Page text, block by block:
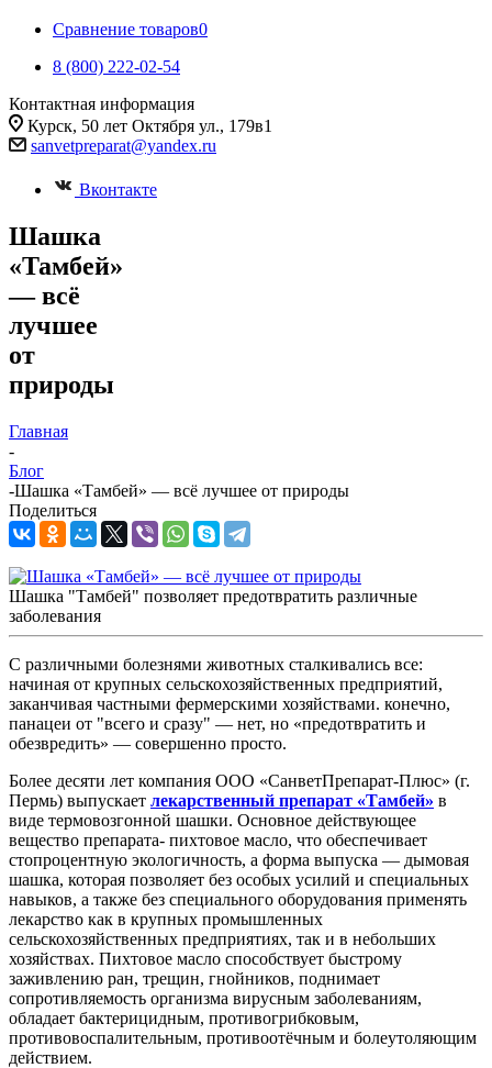
Сравнение товаров0
8 (800) 222-02-54
Контактная информация
Курск, 50 лет Октября ул., 179в1
sanvetpreparat@yandex.ru
Вконтакте
Шашка
«Тамбей»
— всё
лучшее
от
природы
Главная
-
Блог
-Шашка «Тамбей» — всё лучшее от природы
Поделиться
Шашка "Тамбей" позволяет предотвратить различные
заболевания
С различными болезнями животных сталкивались все:
начиная от крупных сельскохозяйственных предприятий,
заканчивая частными фермерскими хозяйствами. конечно,
панацеи от "всего и сразу" — нет, но «предотвратить и
обезвредить» — совершенно просто.
Более десяти лет компания ООО «СанветПрепарат-Плюс» (г.
Пермь) выпускает лекарственный препарат «Тамбей» в
виде термовозгонной шашки. Основное действующее
вещество препарата- пихтовое масло, что обеспечивает
стопроцентную экологичность, а форма выпуска — дымовая
шашка, которая позволяет без особых усилий и специальных
навыков, а также без специального оборудования применять
лекарство как в крупных промышленных
сельскохозяйственных предприятиях, так и в небольших
хозяйствах. Пихтовое масло способствует быстрому
заживлению ран, трещин, гнойников, поднимает
сопротивляемость организма вирусным заболеваниям,
обладает бактерицидным, противогрибковым,
противовоспалительным, противоотёчным и болеутоляющим
действием.